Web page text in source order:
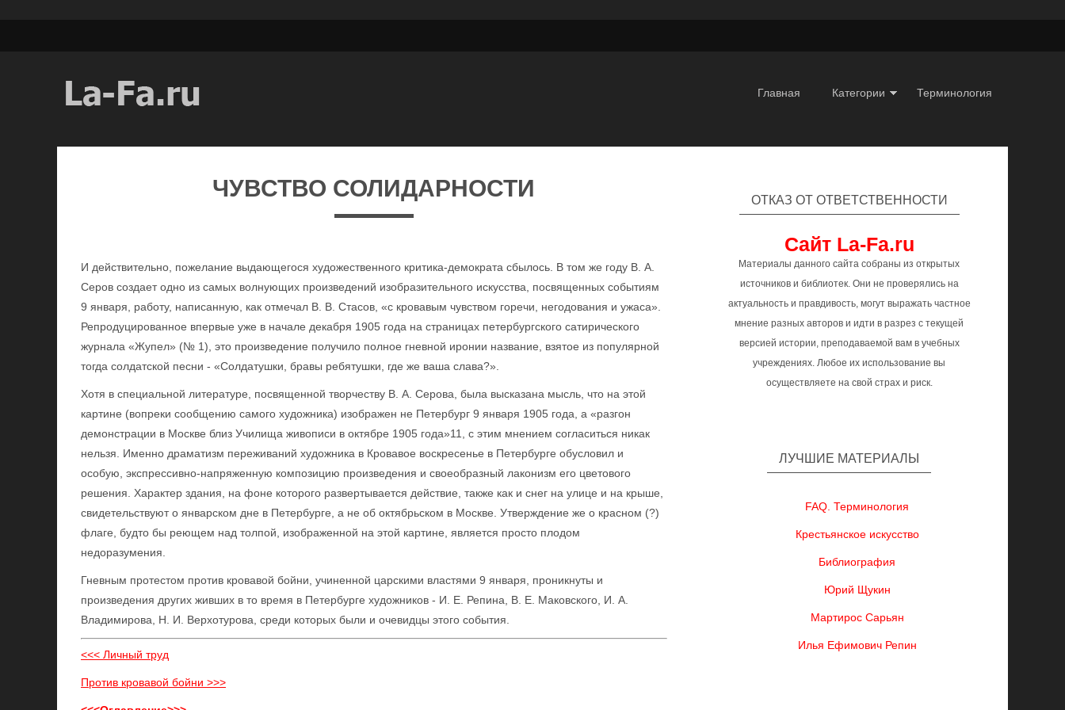
Главная Категории Терминология
ЧУВСТВО СОЛИДАРНОСТИ
И действительно, пожелание выдающегося художественного критика-демократа сбылось. В том же году В. А.
Серов создает одно из самых волнующих произведений изобразительного искусства, посвященных событиям
9 января, работу, написанную, как отмечал В. В. Стасов, «с кровавым чувством горечи, негодования и ужаса».
Репродуцированное впервые уже в начале декабря 1905 года на страницах петербургского сатирического
журнала «Жупел» (№ 1), это произведение получило полное гневной иронии название, взятое из популярной
тогда солдатской песни - «Солдатушки, бравы ребятушки, где же ваша слава?».
Хотя в специальной литературе, посвященной творчеству В. А. Серова, была высказана мысль, что на этой
картине (вопреки сообщению самого художника) изображен не Петербург 9 января 1905 года, а «разгон
демонстрации в Москве близ Училища живописи в октябре 1905 года»11, с этим мнением согласиться никак
нельзя. Именно драматизм переживаний художника в Кровавое воскресенье в Петербурге обусловил и
особую, экспрессивно-напряженную композицию произведения и своеобразный лаконизм его цветового
решения. Характер здания, на фоне которого развертывается действие, также как и снег на улице и на крыше,
свидетельствуют о январском дне в Петербурге, а не об октябрьском в Москве. Утверждение же о красном (?)
флаге, будто бы реющем над толпой, изображенной на этой картине, является просто плодом
недоразумения.
Гневным протестом против кровавой бойни, учиненной царскими властями 9 января, проникнуты и
произведения других живших в то время в Петербурге художников - И. Е. Репина, В. Е. Маковского, И. А.
Владимирова, Н. И. Верхотурова, среди которых были и очевидцы этого события.
<<< Личный труд
Против кровавой бойни >>>
ОТКАЗ ОТ ОТВЕТСТВЕННОСТИ
Сайт La-Fa.ru
Материалы данного сайта собраны из открытых
источников и библиотек. Они не проверялись на
актуальность и правдивость, могут выражать частное
мнение разных авторов и идти в разрез с текущей
версией истории, преподаваемой вам в учебных
учреждениях. Любое их использование вы
осуществляете на свой страх и риск.
ЛУЧШИЕ МАТЕРИАЛЫ
FAQ. Терминология
Крестьянское искусство
Библиография
Юрий Щукин
Мартирос Сарьян
Илья Ефимович Репин